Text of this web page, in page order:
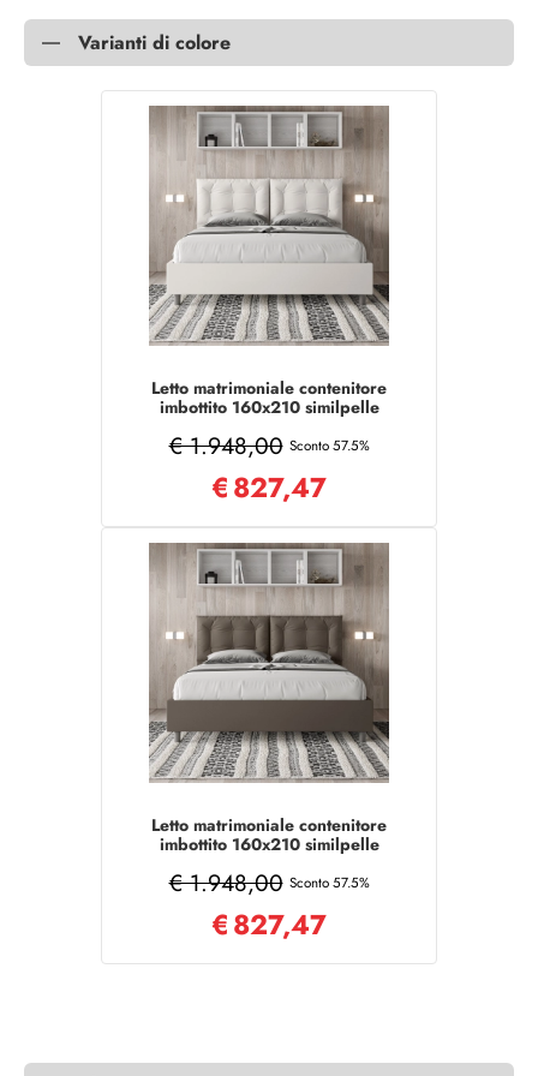
Varianti di colore
Letto matrimoniale contenitore
imbottito 160x210 similpelle
€ 1.948,00 Sconto 57.5%
€827,47
Letto matrimoniale contenitore
imbottito 160x210 similpelle
€ 1.948,00 Sconto 57.5%
€827,47